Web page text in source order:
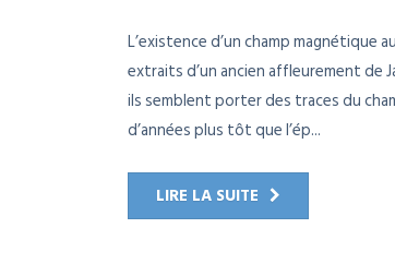
L’existence d’un champ magnétique
extraits d’un ancien affleurement de
ils semblent porter des traces du
d’années plus tôt que l’ép...
LIRE LA SUITE